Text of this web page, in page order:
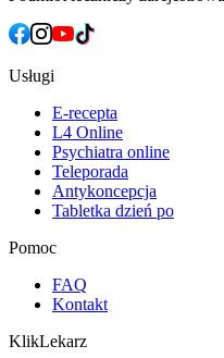
Usługi
E-recepta
L4 Online
Psychiatra online
Teleporada
Antykoncepcja
Tabletka dzień po
Pomoc
FAQ
Kontakt
KlikLekarz